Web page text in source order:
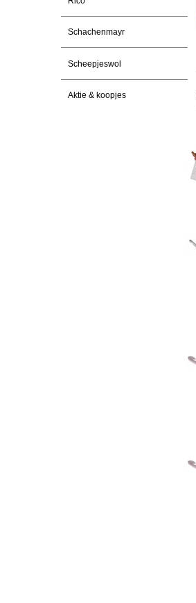
Schachenmayr
Scheepjeswol
Aktie & koopjes